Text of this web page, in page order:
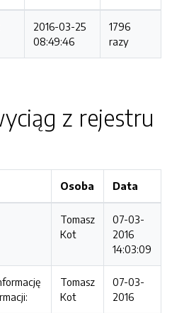
2016-03-25
08:49:46
1796
razy
z rejestru
Osoba Data
Tomasz
Kot
07-03-
2016
14:03:09
Tomasz
Kot
07-03-
2016